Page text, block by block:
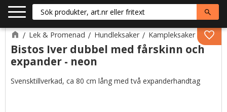
Lek & Promenad Hundleksaker Kampleksaker
Bistos Iver dubbel med fårskinn och
expander - neon
Svensktillverkad, ca 80 cm lång med två expanderhandtag